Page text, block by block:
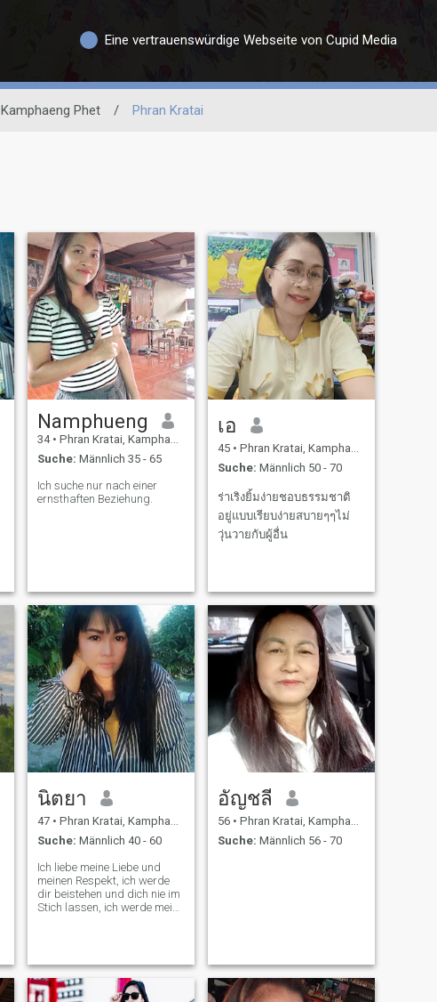
Eine vertrauenswürdige Webseite von Cupid Media
Kamphaeng Phet / Phran Kratai
Namphueng
34 • Phran Kratai, Kamphaeng Phet, Thailand
Suche: Männlich 35 - 65
Ich suche nur nach einer
ernsthaften Beziehung.
เอ
45 • Phran Kratai, Kamphaeng Phet, Thailand
Suche: Männlich 50 - 70
ร่าเริงยิ้มง่ายชอบธรรมชาติ
อยู่แบบเรียบง่ายสบายๆๆไม่
วุ่นวายกับผู้อื่น
นิตยา
47 • Phran Kratai, Kamphaeng Phet, Thailand
Suche: Männlich 40 - 60
Ich liebe meine Liebe und
meinen Respekt, ich werde
dir beistehen und dich nie im
Stich lassen, ich werde mein
sich gut fühlt. ❤ ️ ❤ ️ 🤍 🤍
อัญชลี
56 • Phran Kratai, Kamphaeng Phet, Thailand
Suche: Männlich 56 - 70